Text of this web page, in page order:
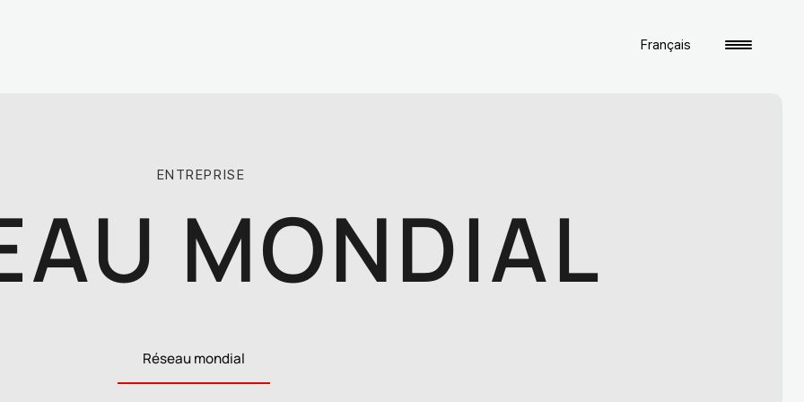
Français
ENTREPRISE
MONDIAL
Réseau mondial